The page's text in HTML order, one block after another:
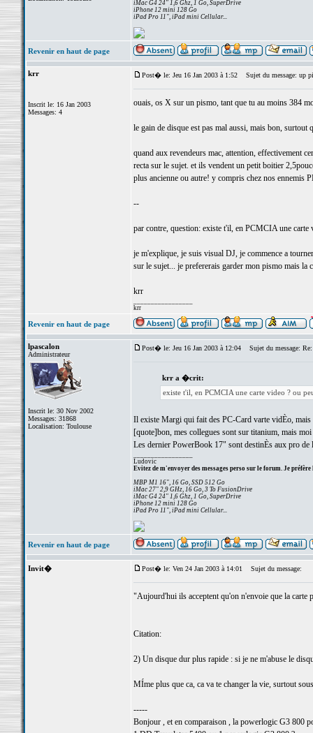
iMac G4 24" 1,6 Ghz, 1 Go, SuperDrive
iPhone 12 mini 128 Go
iPad Pro 11", iPad mini Cellular...
Revenir en haut de page
krr
Inscrit le: 16 Jan 2003
Messages: 4
Post� le: Jeu 16 Jan 2003 à 1:52 Sujet du message: up
ouais, os X sur un pismo, tant que tu au moins 384
le gain de disque est pas mal aussi, mais bon, surtout
quand aux revendeurs mac, attention, effectivement
recta sur le sujet. et ils vendent un petit boitier
plus ancienne ou autre! y compris chez nos ennemis
--
par contre, question: existe t'il, en PCMCIA une
je m'explique, je suis visual DJ, je commence a
sur le sujet... je prefererais garder mon pismo mais la
krr
krr
Revenir en haut de page
lpascalon
Administrateur
Inscrit le: 30 Nov 2002
Messages: 31868
Localisation: Toulouse
Post� le: Jeu 16 Jan 2003 à 12:04 Sujet du message:
krr a �crit:
existe t'il, en PCMCIA une carte video ? ou
Il existe Margi qui fait des PC-Card varte vidÈo, mais
[quote]bon, mes collegues sont sur titanium, mais
Les dernier PowerBook 17" sont destinÈs aux pro de
Ludovic
Evitez de m'envoyer des messages perso sur le forum. Je préfère
MBP M1 16", 16 Go, SSD 512 Go
iMac 27" 2,9 GHz, 16 Go, 3 To FusionDrive
iMac G4 24" 1,6 Ghz, 1 Go, SuperDrive
iPhone 12 mini 128 Go
iPad Pro 11", iPad mini Cellular...
Revenir en haut de page
Invit� Post� le: Ven 24 Jan 2003 à 14:01 Sujet du message:
"Aujourd'hui ils acceptent qu'on n'envoie que la carte
Citation:
2) Un disque dur plus rapide : si je ne m'abuse le
MÍme plus que ca, ca va te changer la vie, surtout
-----
Bonjour , et en comparaison , la powerlogic G3 800